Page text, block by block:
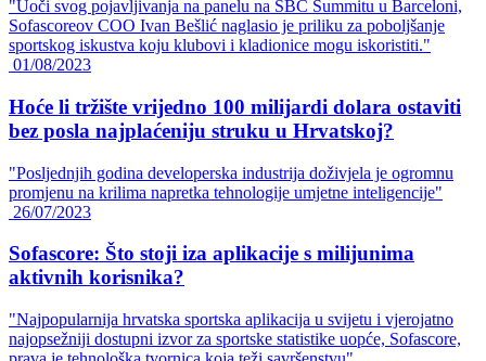
"Uoči svog pojavljivanja na panelu na SBC Summitu u Barceloni,
Sofascoreov COO Ivan Bešlić naglasio je priliku za poboljšanje
sportskog iskustva koju klubovi i kladionice mogu iskoristiti."
01/08/2023
Hoće li tržište vrijedno 100 milijardi dolara ostaviti
bez posla najplaćeniju struku u Hrvatskoj?
"Posljednjih godina developerska industrija doživjela je ogromnu
promjenu na krilima napretka tehnologije umjetne inteligencije"
26/07/2023
Sofascore: Što stoji iza aplikacije s milijunima
aktivnih korisnika?
"Najpopularnija hrvatska sportska aplikacija u svijetu i vjerojatno
najopsežniji dostupni izvor za sportske statistike uopće, Sofascore,